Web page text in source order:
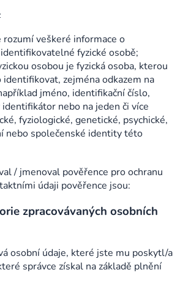
veškeré informace o
fyzické osobě;
osobou je fyzická osoba, kterou
zejména odkazem na
jméno, identifikační číslo,
nebo na jeden či více
fyziologické, genetické, psychické,
nebo společenské identity této
/ jmenoval pověřence pro ochranu
údaji pověřence jsou:
zpracovávaných osobních
osobní údaje, které jste mu poskytl/a
správce získal na základě plnění